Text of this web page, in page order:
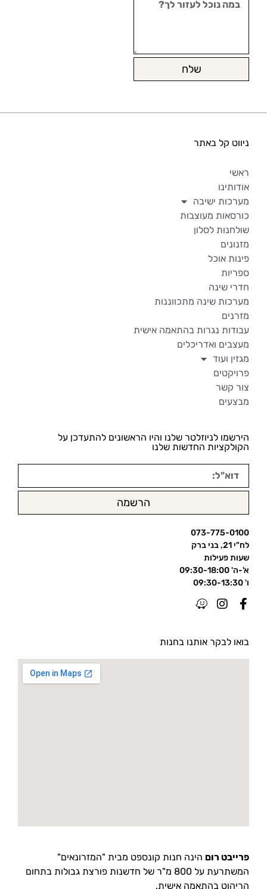
שלח
ניווט קל באתר
ראשי
אודותינו
מערכות ישיבה
כורסאות מעוצבות
שולחנות לסלון
מזנונים
פינות אוכל
ספריות
חדרי שינה
מערכות שינה מתכווננות
מזרנים
עבודות נגרות בהתאמה אישית
מעצבים ואדריכלים
מגזין ועוד
פרויקטים
צור קשר
מבצעים
הירשמו לניוזלטר שלנו והיו הראשונים להתעדכן על
הקולקציות החדשות שלנו
הרשמה
073-775-0100
לח"י 21, בני ברק
שעות פעילות
א'-ה' 09:30-18:00
ו' 09:30-13:30
בואו לבקר אותנו בחנות
פרייבט רום הינה חנות קונספט מבית "המזרונאים"
המשתרעת על 800 מ"ר של חדשנות פורצת גבולות בתחום
הריהוט בהתאמה אישית.